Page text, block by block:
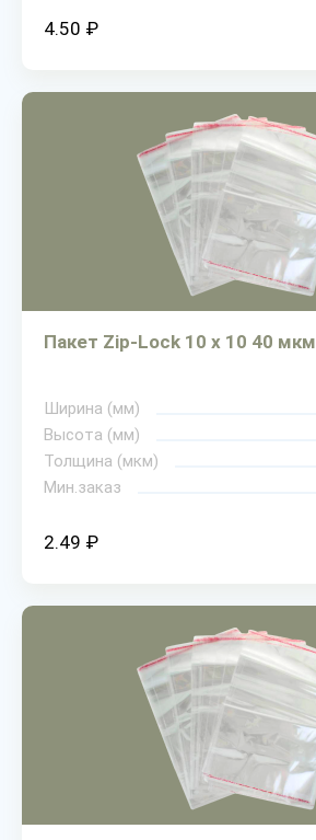
4.50 ₽
Пакет Zip-Lock 10 х 10 40 мкм
Ширина (мм)
Высота (мм)
Толщина (мкм)
Мин.заказ
2.49 ₽